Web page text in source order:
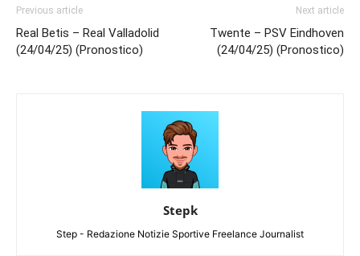
Previous article
Real Betis – Real Valladolid
(24/04/25) (Pronostico)
Next article
Twente – PSV Eindhoven
(24/04/25) (Pronostico)
Stepk
Step - Redazione Notizie Sportive Freelance Journalist